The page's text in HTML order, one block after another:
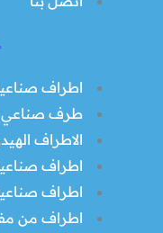
اطراف
طرف صناعي
الاطراف
اطراف
اطراف
اطراف من